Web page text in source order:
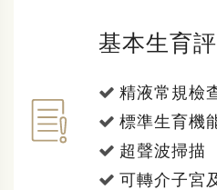
基本生育
精液常規檢
標準生育機
超聲波掃描
可轉介子宮